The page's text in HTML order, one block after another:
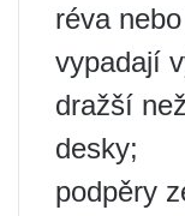
réva
vypadají
dražší
desky;
podpěry